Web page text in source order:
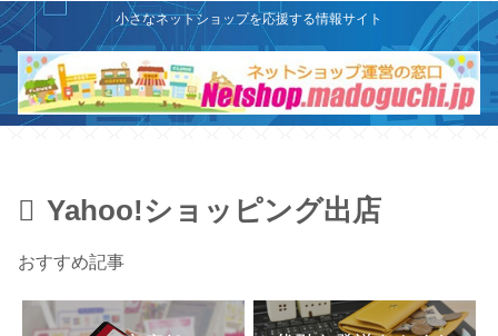
このサイトはプロモーションを含みます
小さなネットショップを応援する情報サイト
Yahoo!ショッピング出店
おすすめ記事